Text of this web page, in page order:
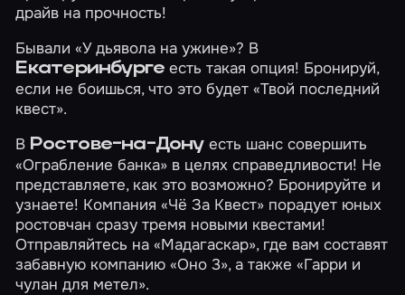
драйв на прочность!
Бывали«У дьявола на ужине»? В
Екатеринбурге есть такая опция! Бронируй,
если не боишься, что это будет«Твой последний
квест».
В Ростове-на-Донуесть шанс совершить
«Ограбление банка» в целях справедливости! Не
представляете, как это возможно? Бронируйте и
узнаете! Компания «Чё За Квест» порадует юных
ростовчан сразу тремя новыми квестами!
Отправляйтесь на«Мадагаскар», где вам составят
забавную компанию«Оно 3», а также«Гарри и
чулан для метел».